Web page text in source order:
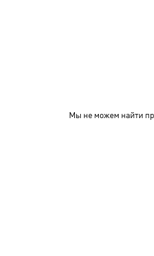
Мы не можем найти